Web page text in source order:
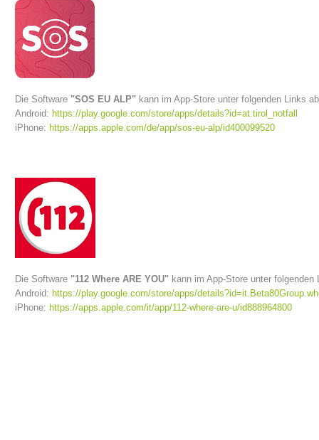
Vorstand
Die Software "SOS EU ALP" kann im App-Store unter folgenden Links
Android: https://play.google.com/store/apps/details?id=at.tirol_notfall
iPhone: https://apps.apple.com/de/app/sos-eu-alp/id400099520
Die Software "112 Where ARE YOU" kann im App-Store unter folgenden
Android: https://play.google.com/store/apps/
iPhone: https://apps.apple.com/it/app/112-where-are-u/id888964800